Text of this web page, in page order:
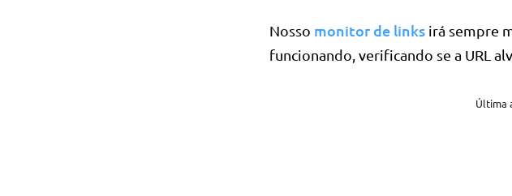
Nosso monitor de links irá sempre
funcionando, verificando se a URL
Última